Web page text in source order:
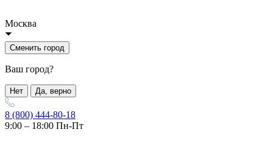
Москва
Сменить город
Ваш город?
Нет Да, верно
8 (800) 444-80-18
9:00 – 18:00 Пн-Пт